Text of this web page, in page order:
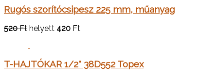
Rugós szorítócsipesz 225 mm, műanyag
520 Ft helyett 420 Ft
T-HAJTÓKAR 1/2" 38D552 Topex